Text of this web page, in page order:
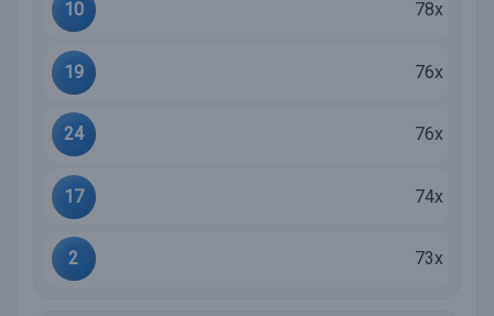
10 78x
19 76x
24 76x
17 74x
2 73x